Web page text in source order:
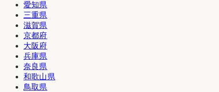
愛知県
三重県
滋賀県
京都府
大阪府
兵庫県
奈良県
和歌山県
鳥取県